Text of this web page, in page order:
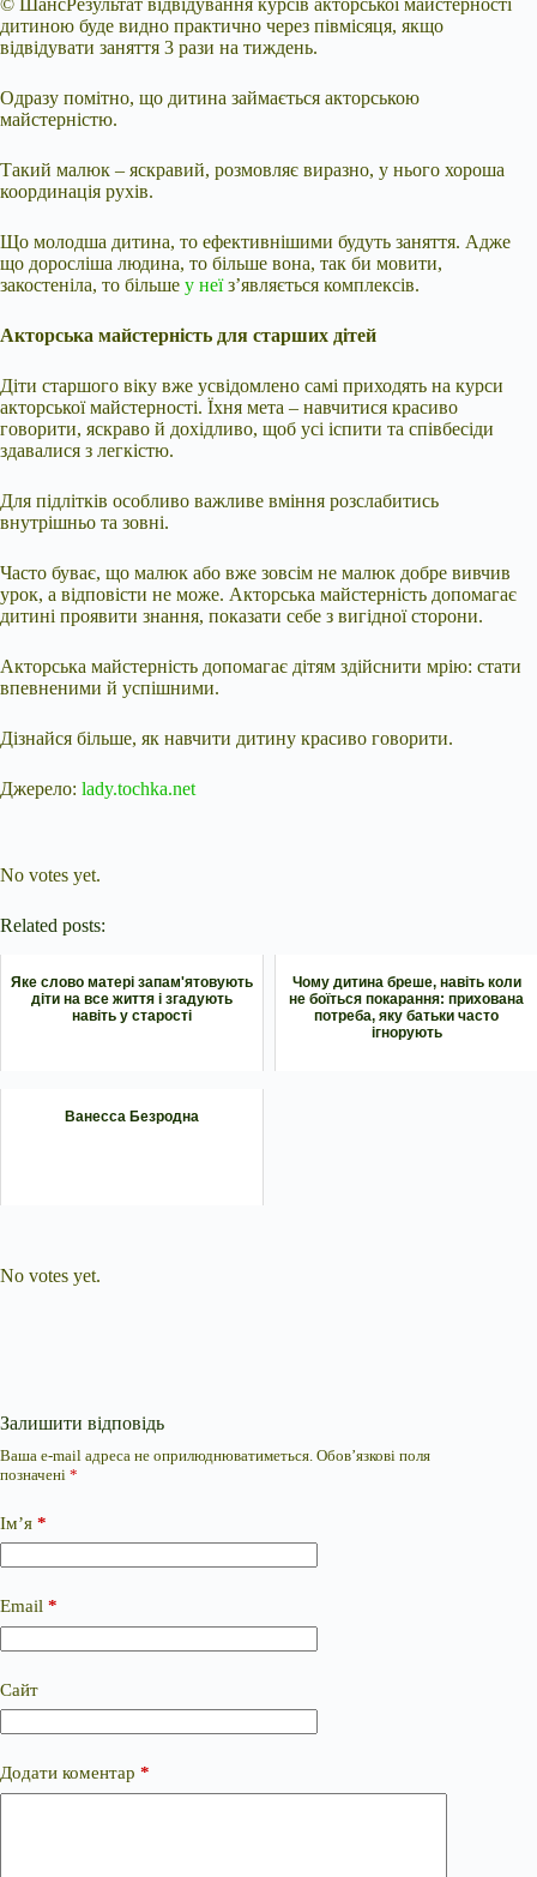
дитиною буде видно практично через півмісяця, якщо
відвідувати заняття 3 рази на тиждень.
Одразу помітно, що дитина займається акторською
майстерністю.
Такий малюк – яскравий, розмовляє виразно, у нього хороша
координація рухів.
Що молодша дитина, то ефективнішими будуть заняття. Адже
що доросліша людина, то більше вона, так би мовити,
закостеніла, то більше у неїз’являється комплексів.
Акторська майстерність для старших дітей
Діти старшого віку вже усвідомлено самі приходять на курси
акторської майстерності. Їхня мета – навчитися красиво
говорити, яскраво й дохідливо, щоб усі іспити та співбесіди
здавалися з легкістю.
Для підлітків особливо важливе вміння розслабитись
внутрішньо та зовні.
Часто буває, що малюк або вже зовсім не малюк добре вивчив
урок, а відповісти не може. Акторська майстерність допомагає
дитині проявити знання, показати себе з вигідної сторони.
Акторська майстерність допомагає дітям здійснити мрію: стати
впевненими й успішними.
Дізнайся більше, як навчити дитину красиво говорити.
Джерело: lady.tochka.net
No votes yet.
Related posts:
Яке слово матері запам'ятовують
діти на все життя і згадують
навіть у старості
Чому дитина бреше, навіть коли
не боїться покарання: прихована
потреба, яку батьки часто
ігнорують
Ванесса Безродна
No votes yet.
Залишити відповідь
Ваша e-mail адреса не оприлюднюватиметься. Обов’язкові поля
позначені *
Ім’я *
Email *
Сайт
Додати коментар *